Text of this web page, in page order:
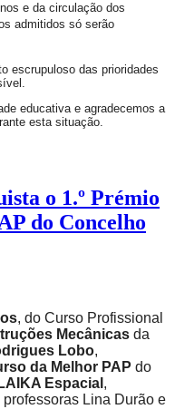
e da circulação dos
admitidos só serão
escrupuloso das prioridades
educativa e agradecemos a
esta situação.
o 1.º Prémio
do Concelho
, do Curso Profissional
Mecânicas da
Lobo,
da Melhor PAP do
LAIKA Espacial ,
Lina Durão e